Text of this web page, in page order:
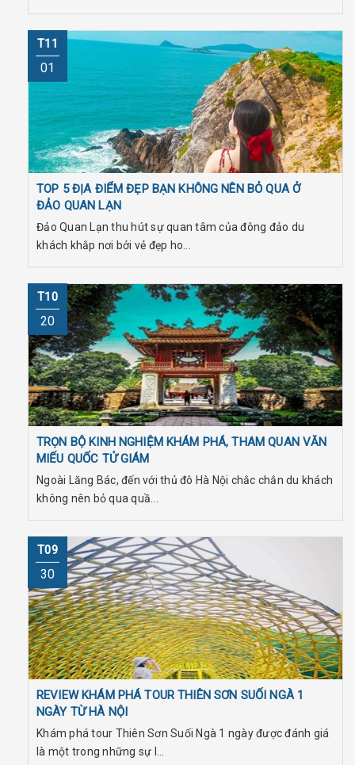
T11
01
TOP 5 ĐỊA ĐIỂM ĐẸP BẠN KHÔNG NÊN BỎ QUA Ở
ĐẢO QUAN LẠN
Đảo Quan Lạn thu hút sự quan tâm của đông đảo du
khách khắp nơi bởi vẻ đẹp ho...
T10
20
TRỌN BỘ KINH NGHIỆM KHÁM PHÁ, THAM QUAN VĂN
MIẾU QUỐC TỬ GIÁM
Ngoài Lăng Bác, đến với thủ đô Hà Nội chắc chắn du khách
không nên bỏ qua quầ...
T09
30
REVIEW KHÁM PHÁ TOUR THIÊN SƠN SUỐI NGÀ 1
NGÀY TỪ HÀ NỘI
Khám phá tour Thiên Sơn Suối Ngà 1 ngày được đánh giá
là một trong những sự l...